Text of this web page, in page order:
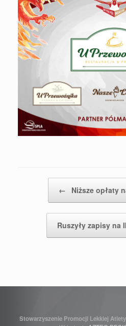
← Niższe opłaty
Ruszyły zapisy na
Stowarzyszenie Promocji Lekkiej